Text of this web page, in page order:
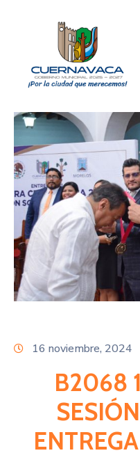
Gobierno
Turismo
Trámites
y
Servicios
Licitaciones
Transparencia
Directorio
16 noviembre, 2024
B2068